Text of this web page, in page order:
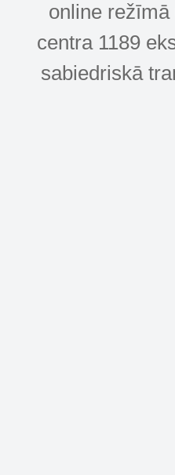
online
centra 1189
sabiedriskā